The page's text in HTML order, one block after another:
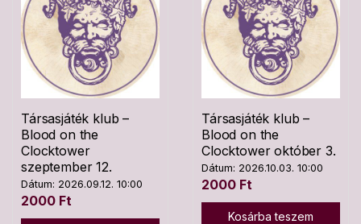
Társasjáték klub –
Blood on the
Clocktower
szeptember 12.
Dátum: 2026.09.12. 10:00
2000 Ft
Társasjáték klub –
Blood on the
Clocktower október 3.
Dátum: 2026.10.03. 10:00
2000 Ft
Kosárba teszem